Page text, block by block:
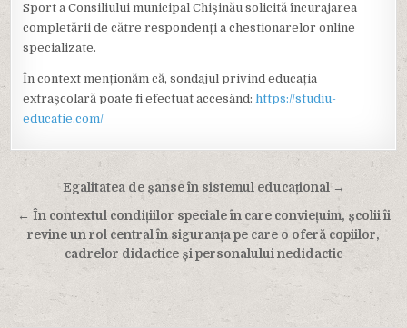
Sport a Consiliului municipal Chișinău solicită încurajarea
completării de către respondenți a chestionarelor online
specializate.
În context menționăm că, sondajul privind educația
extrașcolară poate fi efectuat accesând:https://studiu-
educatie.com/
Navigare
în
articole
Egalitatea de șanse în sistemul educațional →
← În contextul condițiilor speciale în care conviețuim, școlii îi
revine un rol central în siguranța pe care o oferă copiilor,
cadrelor didactice și personalului nedidactic